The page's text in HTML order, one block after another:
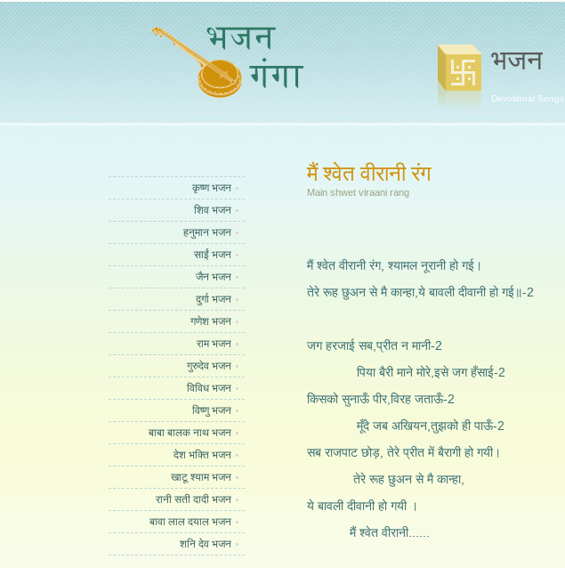
भजन
Devotional Songs
कृष्ण भजन
शिव भजन
हनुमान भजन
साईं भजन
जैन भजन
दुर्गा भजन
गणेश भजन
राम भजन
गुरुदेव भजन
विविध भजन
विष्णु भजन
बाबा बालक नाथ भजन
देश भक्ति भजन
खाटू श्याम भजन
रानी सती दादी भजन
बावा लाल दयाल भजन
शनि देव भजन
मैं श्वेत वीरानी रंग
Main shwet viraani rang
मैं श्वेत वीरानी रंग, श्यामल नूरानी हो गई।
तेरे रूह छुअन से मै कान्हा,ये बावली दीवानी हो गई॥-2
जग हरजाई सब,प्रीत न मानी-2
पिया बैरी माने मोरे,इसे जग हँसाई-2
किसको सुनाऊँ पीर,विरह जताऊँ-2
मूँदे जब अखियन,तुझको ही पाऊँ-2
सब राजपाट छोड़, तेरे प्रीत में बैरागी हो गयी।
तेरे रूह छुअन से मै कान्हा,
ये बावली दीवानी हो गयी ।
मैं श्वेत वीरानी......